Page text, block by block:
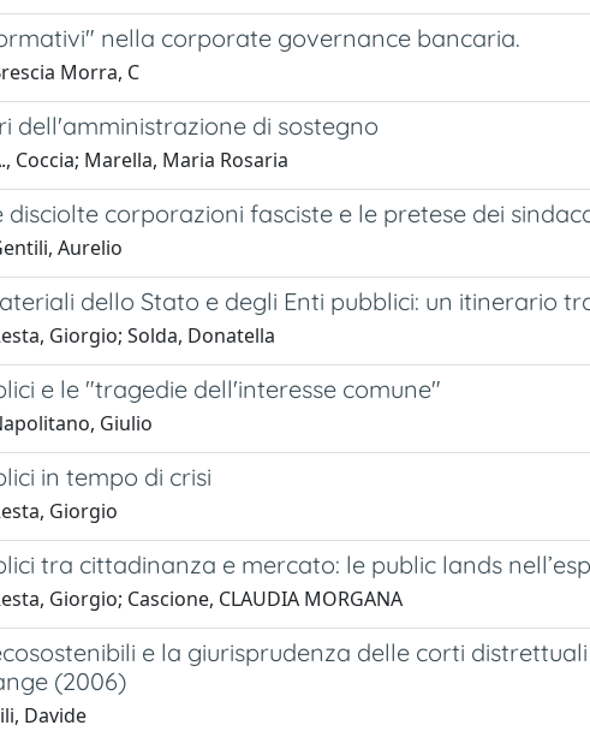
nella corporate governance bancaria.
Morra, C
dell'amministrazione di sostegno
Coccia; Marella, Maria Rosaria
disciolte corporazioni fasciste e le pretese dei
Aurelio
dello Stato e degli Enti pubblici: un itinerario
Giorgio; Solda, Donatella
e le "tragedie dell'interesse comune"
Giulio
in tempo di crisi
Giorgio
tra cittadinanza e mercato: le public lands
Giorgio; Cascione, CLAUDIA MORGANA
e la giurisprudenza delle corti
(2006)
Davide